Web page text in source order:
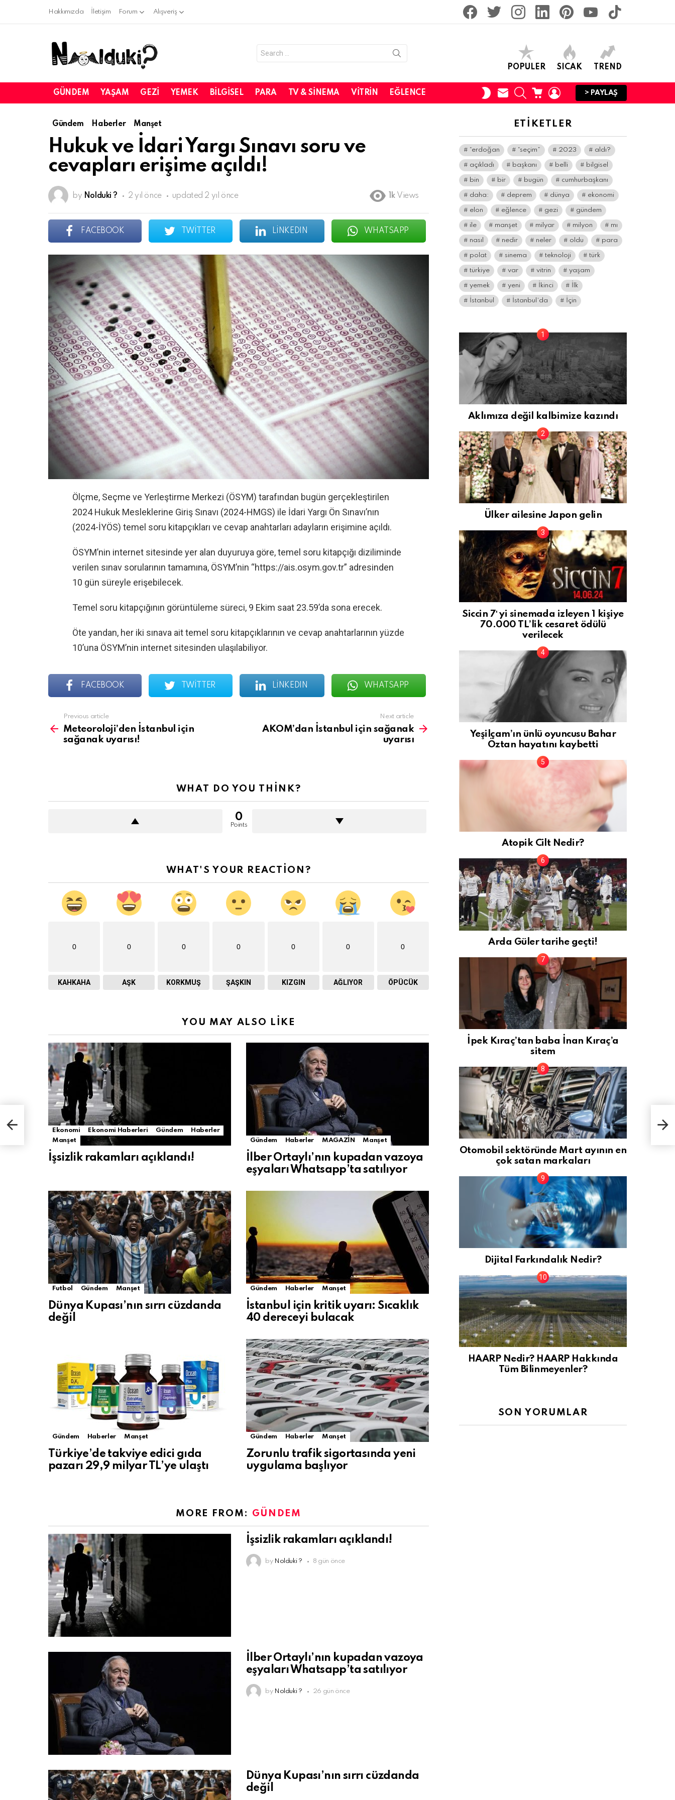
Hakkımızda İletişim Forum Alışveriş
for:
POPULER SICAK TREND
GÜNDEM YAŞAM GEZI YEMEK BILGISEL PARA TV & SINEMA VITRIN EĞLENCE
SWITCH
SKIN
SUBSCRIBE
SEARCHCART LOGIN
> PAYLAŞ
Gündem Haberler Manşet
Hukuk ve İdari Yargı Sınavı soru ve
cevapları erişime açıldı!
by Nolduki ? 2 yıl önce updated 2 yıl önce 1k Views
FACEBOOK TWITTER LINKEDIN WHATSAPP
Ölçme, Seçme ve Yerleştirme Merkezi (ÖSYM) tarafından bugün gerçekleştirilen
2024 Hukuk Mesleklerine Giriş Sınavı (2024-HMGS) ile İdari Yargı Ön Sınavı’nın
(2024-İYÖS) temel soru kitapçıkları ve cevap anahtarları adayların erişimine açıldı.
ÖSYM’nin internet sitesinde yer alan duyuruya göre, temel soru kitapçığı diziliminde
verilen sınav sorularının tamamına, ÖSYM’nin “https://ais.osym.gov.tr” adresinden
10 gün süreyle erişebilecek.
Temel soru kitapçığının görüntüleme süreci, 9 Ekim saat 23.59’da sona erecek.
Öte yandan, her iki sınava ait temel soru kitapçıklarının ve cevap anahtarlarının yüzde
10’una ÖSYM’nin internet sitesinden ulaşılabiliyor.
FACEBOOK TWITTER LINKEDIN WHATSAPP
more
Previous article
Meteoroloji’den İstanbul için
sağanak uyarısı!
Next article
AKOM’dan İstanbul için sağanak
uyarısı
WHAT DO YOU THINK?
0
Points
WHAT'S YOUR REACTION?
0
KAHKAHA
0
AŞK
0
KORKMUŞ
0
ŞAŞKIN
0
KIZGIN
0
AĞLIYOR
0
ÖPÜCÜK
YOU MAY ALSO LIKE
Ekonomi Ekonomi Haberleri Gündem
Haberler
Manşet
İşsizlik rakamları açıklandı!
Gündem Haberler MAGAZİN Manşet
İlber Ortaylı’nın kupadan vazoya
eşyaları Whatsapp’ta satılıyor
Futbol Gündem Manşet
Dünya Kupası’nın sırrı cüzdanda
değil
Gündem Haberler Manşet
İstanbul için kritik uyarı: Sıcaklık
40 dereceyi bulacak
Gündem Haberler Manşet
Türkiye’de takviye edici gıda
pazarı 29,9 milyar TL’ye ulaştı
Gündem Haberler Manşet
Zorunlu trafik sigortasında yeni
uygulama başlıyor
MORE FROM: GÜNDEM
İşsizlik rakamları açıklandı!
by Nolduki ? 8 gün önce
İlber Ortaylı’nın kupadan vazoya
eşyaları Whatsapp’ta satılıyor
by Nolduki ? 26 gün önce
Dünya Kupası’nın sırrı cüzdanda
değil
ETIKETLER
“erdoğan “seçim” 2023 aldı?
açıkladı başkanı belli bilgisel
bin bir bugün cumhurbaşkanı
daha: deprem dünya ekonomi
elon eğlence gezi gündem
ile manşet milyar milyon mı
nasıl nedir neler oldu para
polat sinema teknoloji türk
türkiye var vitrin yaşam
yemek yeni İkinci İlk
İstanbul İstanbul’da İçin
Aklımıza değil kalbimize kazındı
Ülker ailesine Japon gelin
Siccin 7′ yi sinemada izleyen 1 kişiye
70.000 TL’lik cesaret ödülü
verilecek
Yeşilçam’ın ünlü oyuncusu Bahar
Öztan hayatını kaybetti
Atopik Cilt Nedir?
Arda Güler tarihe geçti!
İpek Kıraç’tan baba İnan Kıraç’a
sitem
Otomobil sektöründe Mart ayının en
çok satan markaları
Dijital Farkındalık Nedir?
HAARP Nedir? HAARP Hakkında
Tüm Bilinmeyenler?
SON YORUMLAR